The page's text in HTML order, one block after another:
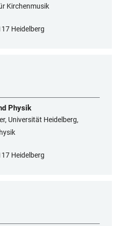
Kirchenmusik
Heidelberg
Physik
Universität Heidelberg,
Heidelberg